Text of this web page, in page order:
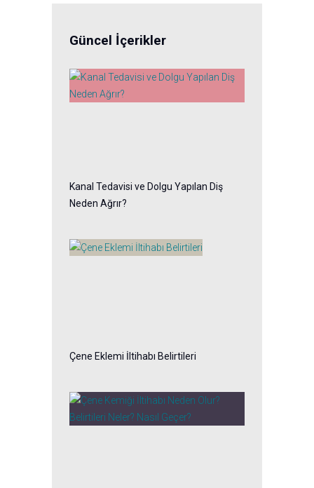
Güncel İçerikler
Kanal Tedavisi ve Dolgu Yapılan Diş
Neden Ağrır?
Çene Eklemi İltihabı Belirtileri